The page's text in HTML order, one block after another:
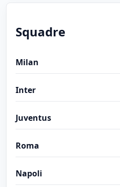
Squadre
Milan
Inter
Juventus
Roma
Napoli